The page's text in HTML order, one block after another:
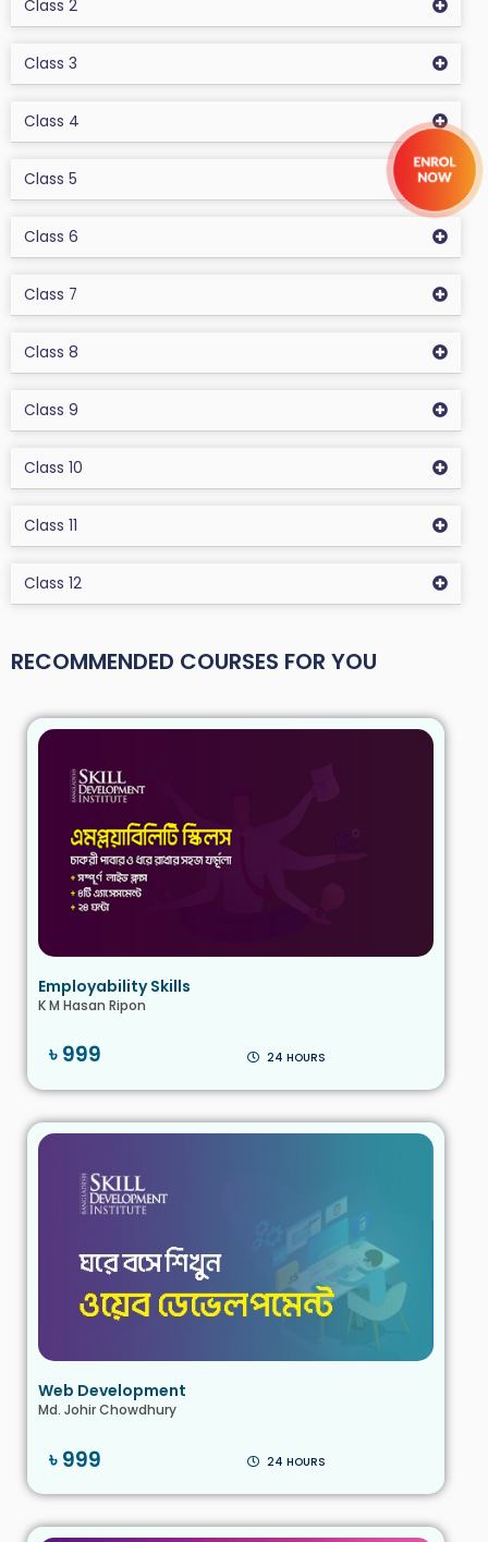
Class 2
Class 3
Class 4
Class 5
Class 6
Class 7
Class 8
Class 9
Class 10
Class 11
Class 12
RECOMMENDED COURSES FOR YOU
Employability Skills
K M Hasan Ripon
৳ 999 24 HOURS
Web Development
Md. Johir Chowdhury
৳ 999 24 HOURS